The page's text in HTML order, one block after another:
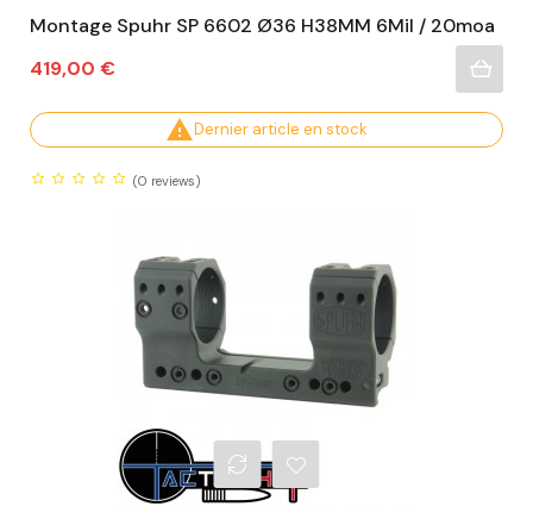
Montage Spuhr SP 6602 Ø36 H38MM 6Mil / 20moa
Prix
419,00 €
Dernier article en stock
(0 reviews)